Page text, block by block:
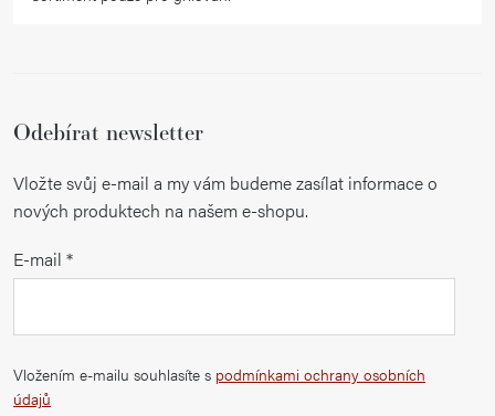
Odebírat newsletter
Vložte svůj e-mail a my vám budeme zasílat informace o
nových produktech na našem e-shopu.
E-mail
Vložením e-mailu souhlasíte s podmínkami ochrany osobních
údajů